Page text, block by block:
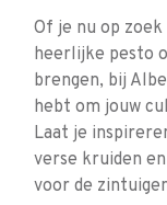
Of je nu op
heerlijke pesto
brengen, bij
hebt om jouw
Laat je
verse kruiden
voor de